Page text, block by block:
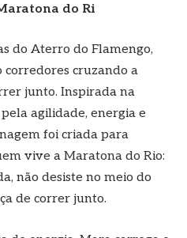
do Ri
do Aterro do Flamengo,
corredores cruzando a
junto. Inspirada na
agilidade, energia e
foi criada para
vive a Maratona do Rio:
não desiste no meio do
de correr junto.